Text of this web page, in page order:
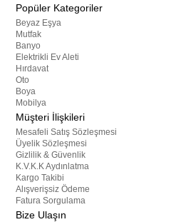
Popüler Kategoriler
Beyaz Eşya
Mutfak
Banyo
Elektrikli Ev Aleti
Hırdavat
Oto
Boya
Mobilya
Müşteri İlişkileri
Mesafeli Satış Sözleşmesi
Üyelik Sözleşmesi
Gizlilik & Güvenlik
K.V.K.K Aydınlatma
Kargo Takibi
Alışverişsiz Ödeme
Fatura Sorgulama
Bize Ulaşın